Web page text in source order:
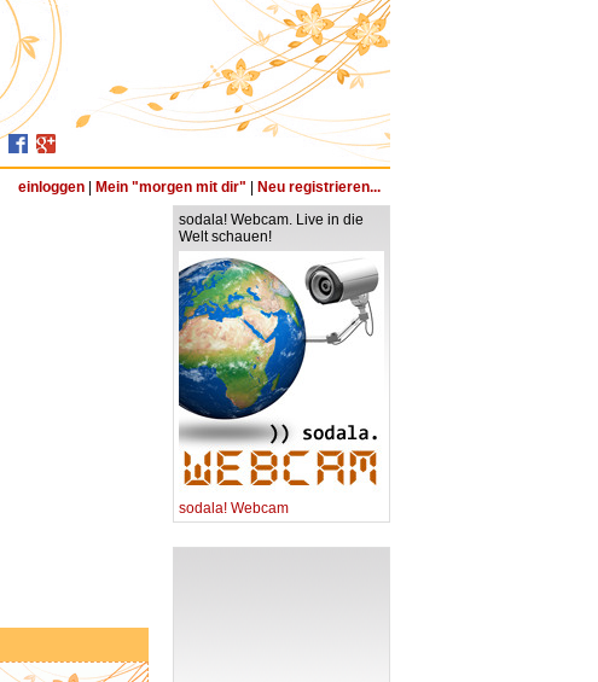
einloggen Mein "morgen mit dir" Neu registrieren...
sodala! Webcam. Live in die
Welt schauen!
sodala! Webcam